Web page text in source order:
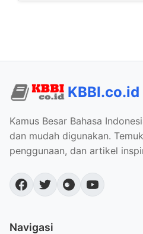
KBBI.co.id
Kamus Besar Bahasa
dan mudah digunakan.
penggunaan, dan artikel
Navigasi